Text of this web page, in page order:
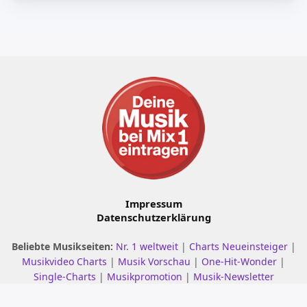
Impressum
Datenschutzerklärung
Beliebte Musikseiten: Nr. 1 weltweit | Charts Neueinsteiger |
Musikvideo Charts | Musik Vorschau | One-Hit-Wonder |
Single-Charts | Musikpromotion | Musik-Newsletter